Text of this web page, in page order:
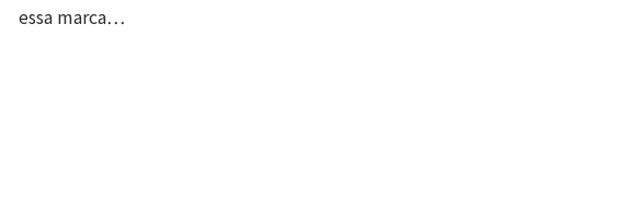
essa marca…